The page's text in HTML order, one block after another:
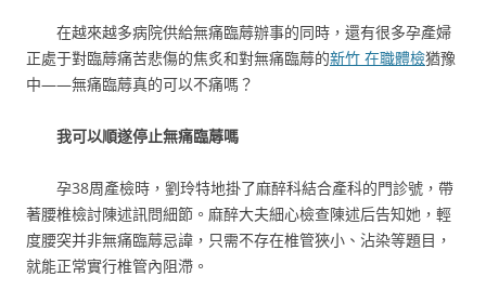
在越來越多病院供給無痛臨蓐辦事的同時，還有很多孕產婦
正處于對臨蓐痛苦悲傷的焦炙和對無痛臨蓐的新竹 在職體檢猶豫
中——無痛臨蓐真的可以不痛嗎？
我可以順遂停止無痛臨蓐嗎
孕38周產檢時，劉玲特地掛了麻醉科結合產科的門診號，帶
著腰椎檢討陳述訊問細節。麻醉大夫細心檢查陳述后告知她，輕
度腰突并非無痛臨蓐忌諱，只需不存在椎管狹小、沾染等題目，
就能正常實行椎管內阻滯。